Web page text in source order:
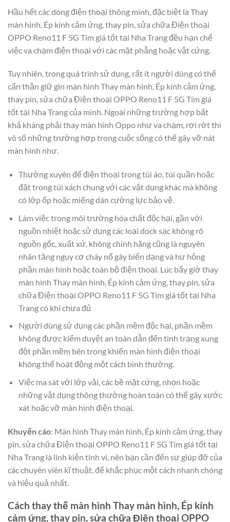
Hầu hết các dòng điện thoại thông minh, đặc biệt là Thay
màn hình, Ép kính cảm ứng, thay pin, sửa chữa Điện thoại
OPPO Reno11 F 5G Tím giá tốt tại Nha Trang đều hạn chế
việc va chạm điện thoại với các mặt phẳng hoặc vật cứng.
Tuy nhiên, trong quá trình sử dụng, rất ít người dùng có thể
cẩn thận giữ gìn màn hình Thay màn hình, Ép kính cảm ứng,
thay pin, sửa chữa Điện thoại OPPO Reno11 F 5G Tím giá
tốt tại Nha Trang của mình. Ngoài những trường hợp bất
khả kháng phải thay màn hình Oppo như va chạm, rơi rớt thì
vô số những trường hợp trong cuộc sống có thể gây vỡ nát
màn hình như.
Thường xuyên để điện thoại trong túi áo, túi quần hoặc
đặt trong túi xách chung với các vật dụng khác mà không
có lớp ốp hoặc miếng dán cường lực bảo vệ.
Làm việc trong môi trường hóa chất độc hại, gần với
nguồn nhiệt hoặc sử dụng các loại dock sạc không rõ
nguồn gốc, xuất xứ, không chính hãng cũng là nguyên
nhân tăng nguy cơ cháy nổ gây biến dạng và hư hỏng
phần màn hình hoặc toàn bộ điện thoại. Lúc bấy giờ thay
màn hình Thay màn hình, Ép kính cảm ứng, thay pin, sửa
chữa Điện thoại OPPO Reno11 F 5G Tím giá tốt tại Nha
Trang có khi chưa đủ
Người dùng sử dụng các phần mềm độc hại, phần mềm
không được kiểm duyệt an toàn dẫn đến tình trạng xung
đột phần mềm bên trong khiến màn hình điện thoại
không thể hoạt động một cách bình thường.
Việc ma sát với lớp vải, các bề mặt cứng, nhọn hoặc
những vật dụng thông thường hoàn toàn có thể gây xước
xát hoặc vỡ màn hình điện thoại.
Khuyến cáo: Màn hình Thay màn hình, Ép kính cảm ứng, thay
pin, sửa chữa Điện thoại OPPO Reno11 F 5G Tím giá tốt tại
Nha Trang là linh kiện tinh vi, nên bạn cần đến sự giúp đỡ của
các chuyên viên kĩ thuật, để khắc phục một cách nhanh chóng
và hiệu quả nhất.
Cách thay thế màn hình Thay màn hình, Ép kính
cảm ứng, thay pin, sửa chữa Điện thoại OPPO